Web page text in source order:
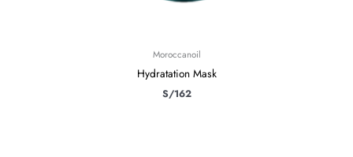
Moroccanoil
Hydratation Mask
S/162